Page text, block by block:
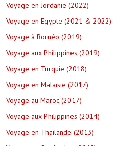
Voyage en Jordanie (2022)
Voyage en Egypte (2021 & 2022)
Voyage à Bornéo (2019)
Voyage aux Philippines (2019)
Voyage en Turquie (2018)
Voyage en Malaisie (2017)
Voyage au Maroc (2017)
Voyage aux Philippines (2014)
Voyage en Thailande (2013)